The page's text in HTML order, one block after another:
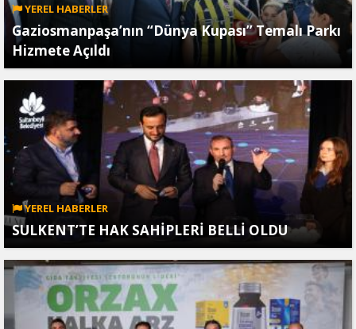
YEREL HABERLER
Gaziosmanpaşa’nın “Dünya Kupası” Temalı Parkı
Hizmete Açıldı
YEREL HABERLER
SULKENT’TE HAK SAHİPLERİ BELLİ OLDU